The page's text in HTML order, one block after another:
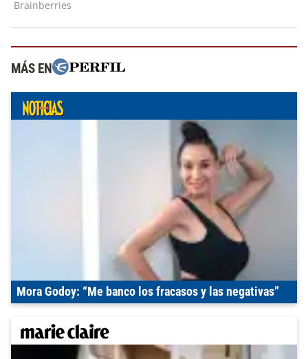
MÁS EN
Mora Godoy: “Me banco los fracasos y las negativas”